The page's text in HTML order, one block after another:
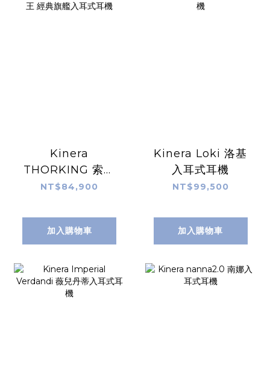
Kinera
THORKING 索爾
王 經典旗艦入耳式
NT$84,900
加入購物車
Kinera Loki 洛基
入耳式耳機
NT$99,500
加入購物車